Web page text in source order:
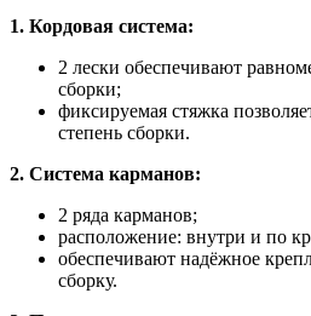
1. Кордовая система:
2 лески обеспечивают
сборки;
фиксируемая стяжка
степень сборки.
2. Система карманов:
2 ряда карманов;
расположение: внутри и по
обеспечивают надёжное
сборку.